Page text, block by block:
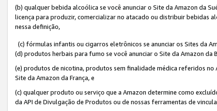
(b) qualquer bebida alcoólica se você anunciar o Site da Amazon da
licença para produzir, comercializar no atacado ou distribuir bebidas
nessa definição,
(c) fórmulas infantis ou cigarros eletrônicos se anunciar os Sites da
(d) produtos herbais para fumo se você anunciar o Site da Amazon da
(e) produtos de nicotina, produtos sem finalidade médica referidos no
Site da Amazon da França, e
(c) qualquer produto ou serviço que a Amazon determine como
da API de Divulgação de Produtos ou de nossas ferramentas de